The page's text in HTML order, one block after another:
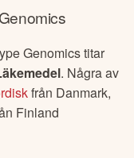
Genomicstitar
. Några av
från Danmark,
Finland